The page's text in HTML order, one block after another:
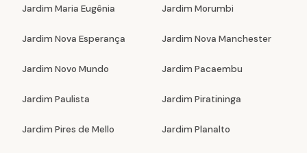
Jardim Maria Eugênia Jardim Morumbi
Jardim Nova Esperança Jardim Nova Manchester
Jardim Novo Mundo Jardim Pacaembu
Jardim Paulista Jardim Piratininga
Jardim Pires de Mello Jardim Planalto